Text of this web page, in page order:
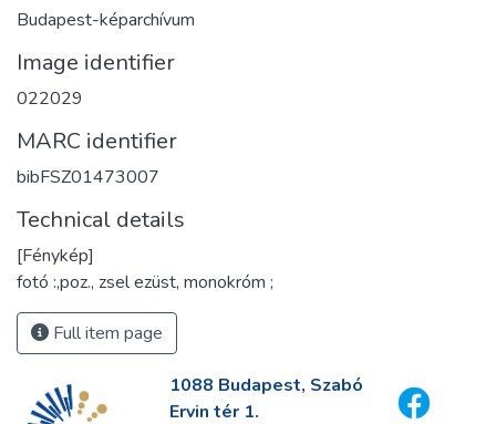
Budapest-képarchívum
Image identifier
022029
MARC identifier
bibFSZ01473007
Technical details
[Fénykép]
fotó :,poz., zsel ezüst, monokróm ;
Full item page
1088 Budapest, Szabó
Ervin tér 1.